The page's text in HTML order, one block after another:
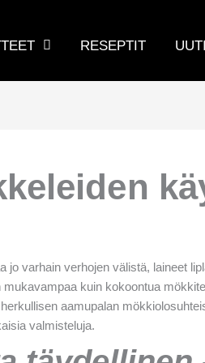
RESEPTIT
varhain verhojen välistä, laineet
kuin kokoontua
aamupalan
valmisteluja.